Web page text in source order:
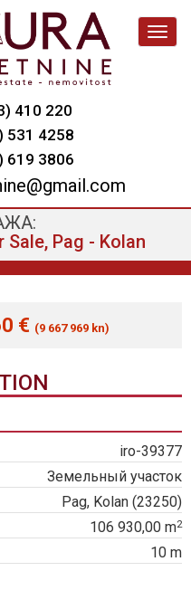
410 220
531 4258
619 3806
Sale, Pag - Kolan
€ (9 667 969 kn)
iro-39377
Земельный участок
Pag, Kolan (23250)
106 930,00 m2
10 m